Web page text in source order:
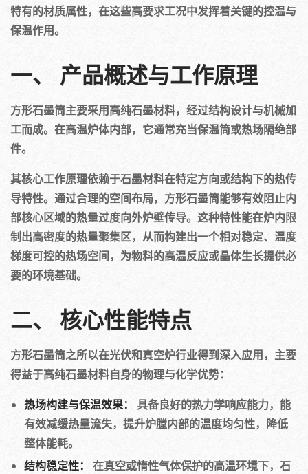
特有的材质属性，在这些高要求工况中发挥着关键的控温与
保温作用。
一、 产品概述与工作原理
方形石墨筒主要采用高纯石墨材料，经过结构设计与机械加
工而成。在高温炉体内部，它通常充当保温筒或热场隔绝部
件。
其核心工作原理依赖于石墨材料在特定方向或结构下的热传
导特性。通过合理的空间布局，方形石墨筒能够有效阻止内
部核心区域的热量过度向外炉壁传导。这种特性能在炉内限
制出高密度的热量聚集区，从而构建出一个相对稳定、温度
梯度可控的热场空间，为物料的高温反应或晶体生长提供必
要的环境基础。
二、 核心性能特点
方形石墨筒之所以在光伏和真空炉行业得到深入应用，主要
得益于高纯石墨材料自身的物理与化学优势：
热场构建与保温效果：
具备良好的热力学响应能力，能
有效减缓热量流失，提升炉膛内部的温度均匀性，降低
整体能耗。
结构稳定性：
在真空或惰性气体保护的高温环境下，石